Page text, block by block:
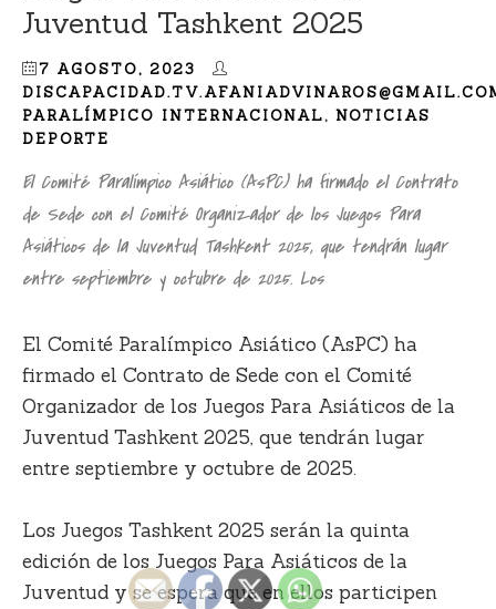
Juventud Tashkent 2025
7 AGOSTO, 2023
PARALÍMPICO INTERNACIONAL, NOTICIAS
DEPORTE
El Comité Paralímpico Asiático (AsPC) ha firmado el Contrato
de Sede con el Comité Organizador de los Juegos Para
Asiáticos de la Juventud Tashkent 2025, que tendrán lugar
entre septiembre y octubre de 2025. Los
El Comité Paralímpico Asiático (AsPC) ha
firmado el Contrato de Sede con el Comité
Organizador de los Juegos Para Asiáticos de la
Juventud Tashkent 2025, que tendrán lugar
entre septiembre y octubre de 2025.
Los Juegos Tashkent 2025 serán la quinta
edición de los Juegos Para Asiáticos de la
Juventud y se espera que en ellos participen